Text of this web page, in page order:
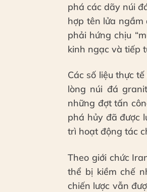
phá các dãy núi
hợp tên lửa ngầm
phải hứng chịu
kinh ngạc và tiếp
Các số liệu thực
lòng núi đá
những đợt tấn
phá hủy đã được
trì hoạt động tác
Theo giới chức
thể bị kiềm chế
chiến lược vẫn